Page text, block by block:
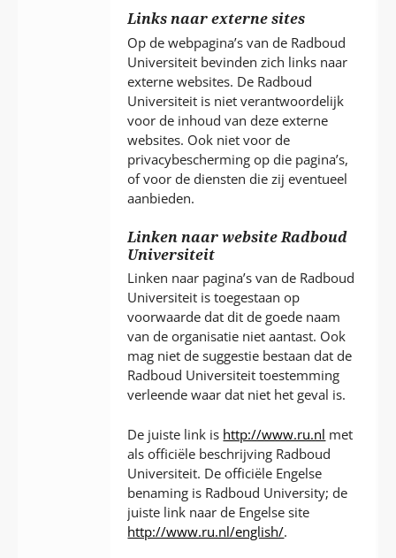
Links naar externe sites
Op de webpagina’s van de Radboud
Universiteit bevinden zich links naar
externe websites. De Radboud
Universiteit is niet verantwoordelijk
voor de inhoud van deze externe
websites. Ook niet voor de
privacybescherming op die pagina’s,
of voor de diensten die zij eventueel
aanbieden.
Linken naar website Radboud
Universiteit
Linken naar pagina’s van de Radboud
Universiteit is toegestaan op
voorwaarde dat dit de goede naam
van de organisatie niet aantast. Ook
mag niet de suggestie bestaan dat de
Radboud Universiteit toestemming
verleende waar dat niet het geval is.
De juiste link is http://www.ru.nl met
als officiële beschrijving Radboud
Universiteit. De officiële Engelse
benaming is Radboud University; de
juiste link naar de Engelse site
http://www.ru.nl/english/.